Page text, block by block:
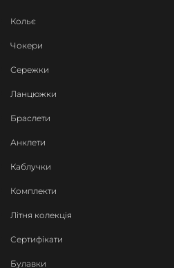
Кольє
Чокери
Сережки
Ланцюжки
Браслети
Анклети
Каблучки
Комплекти
Літня колекція
Сертифікати
Булавки